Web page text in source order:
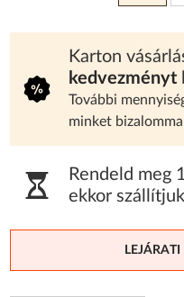
Karton
kedvezményt
További
minket
Rendeld meg
ekkor